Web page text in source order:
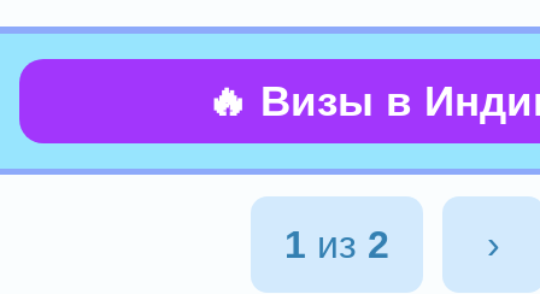
🔥 Визы в
1 из 2 ›